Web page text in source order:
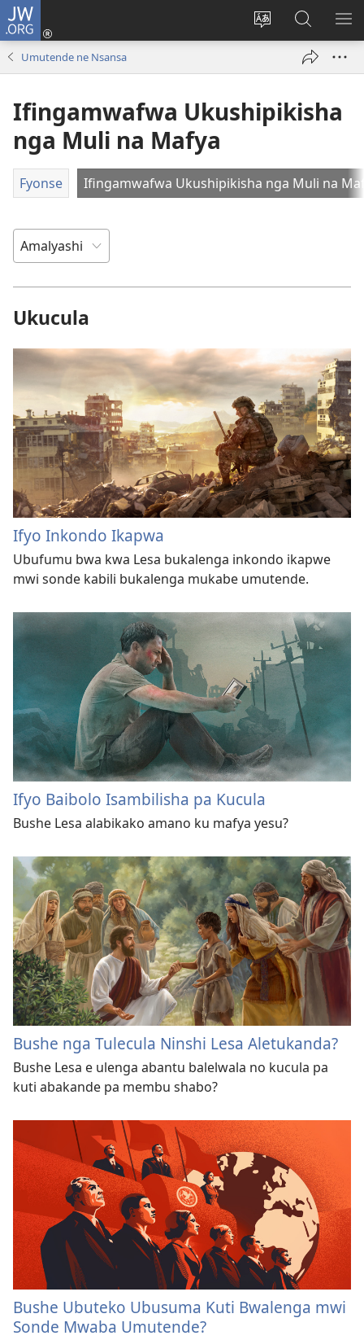
JW.ORG
Bikenipo
Isuleni
(yalaisula Fwayeni
pa
JW.ORG
Umutende ne Nsansa
Ifingamwafwa Ukushipikisha
nga Muli na Mafya
Fyonse Ifingamwafwa Ukushipikisha nga Muli na
Ukucula
Ifyo Inkondo Ikapwa
Ubufumu bwa kwa Lesa bukalenga inkondo ikapwe
mwi sonde kabili bukalenga mukabe umutende.
Ifyo Baibolo Isambilisha pa Kucula
Bushe Lesa alabikako amano ku mafya yesu?
Bushe nga Tulecula Ninshi Lesa Aletukanda?
Bushe Lesa e ulenga abantu balelwala no kucula pa
kuti abakande pa membu shabo?
Bushe Ubuteko Ubusuma Kuti Bwalenga mwi
Sonde Mwaba Umutende?